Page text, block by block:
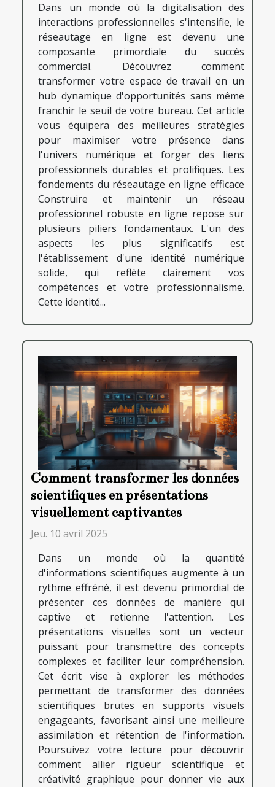
Dans un monde où la digitalisation des
interactions professionnelles s'intensifie, le
réseautage en ligne est devenu une
composante primordiale du succès
commercial. Découvrez comment
transformer votre espace de travail en un
hub dynamique d'opportunités sans même
franchir le seuil de votre bureau. Cet article
vous équipera des meilleures stratégies
pour maximiser votre présence dans
l'univers numérique et forger des liens
professionnels durables et prolifiques. Les
fondements du réseautage en ligne efficace
Construire et maintenir un réseau
professionnel robuste en ligne repose sur
plusieurs piliers fondamentaux. L'un des
aspects les plus significatifs est
l'établissement d'une identité numérique
solide, qui reflète clairement vos
compétences et votre professionnalisme.
Cette identité...
Comment transformer les données
scientifiques en présentations
visuellement captivantes
Jeu. 10 avril 2025
Dans un monde où la quantité
d'informations scientifiques augmente à un
rythme effréné, il est devenu primordial de
présenter ces données de manière qui
captive et retienne l'attention. Les
présentations visuelles sont un vecteur
puissant pour transmettre des concepts
complexes et faciliter leur compréhension.
Cet écrit vise à explorer les méthodes
permettant de transformer des données
scientifiques brutes en supports visuels
engageants, favorisant ainsi une meilleure
assimilation et rétention de l'information.
Poursuivez votre lecture pour découvrir
comment allier rigueur scientifique et
créativité graphique pour donner vie aux